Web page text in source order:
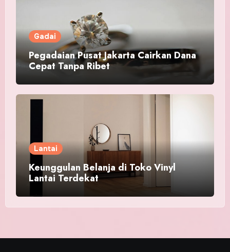
Gadai
Pegadaian Pusat Jakarta Cairkan Dana
Cepat Tanpa Ribet
Lantai
Keunggulan Belanja di Toko Vinyl
Lantai Terdekat